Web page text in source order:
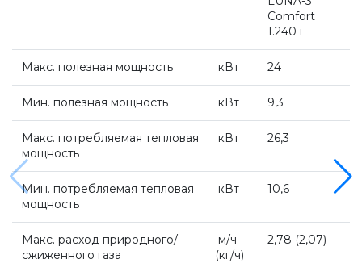
Промышленное оборудование
Бойлеры Ferroli
Горелки
Электрические водонагреватели Ferroli
Comfort
1.240 i
Макс. полезная мощность кВт 24
Мин. полезная мощность кВт 9,3
Макс. потребляемая тепловая
мощность
кВт 26,3
Мин. потребляемая тепловая
мощность
кВт 10,6
Макс. расход природного/
сжиженного газа
м/ч
(кг/ч)
2,78 (2,07)